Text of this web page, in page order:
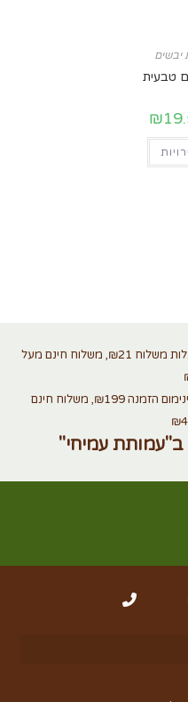
יבשים
טבעית
₪
עלות משלוח ₪21, משלוח חינם מעל
עלות משלוח ₪35, מינימום הזמנה ₪199, משלוח חינם
ב"עמותת עמיחי"